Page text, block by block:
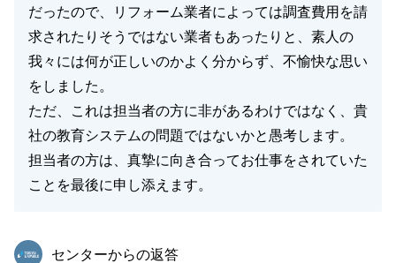
だったので、リフォーム業者によっては調査費用を請
求されたりそうではない業者もあったりと、素人の
我々には何が正しいのかよく分からず、不愉快な思い
をしました。
ただ、これは担当者の方に非があるわけではなく、貴
社の教育システムの問題ではないかと愚考します。
担当者の方は、真摯に向き合ってお仕事をされていた
ことを最後に申し添えます。
東急リバブル
センターからの返答